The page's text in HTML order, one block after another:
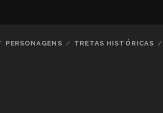
PERSONAGENS TRETAS HISTÓRICAS